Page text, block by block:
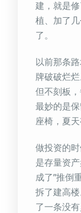
建，就是
植、加了
了。
以前那条
牌破破烂
但不刻板
最妙的是
座椅，夏
做投资的
是存量资
成了”推倒
拆了建高
了一条没有